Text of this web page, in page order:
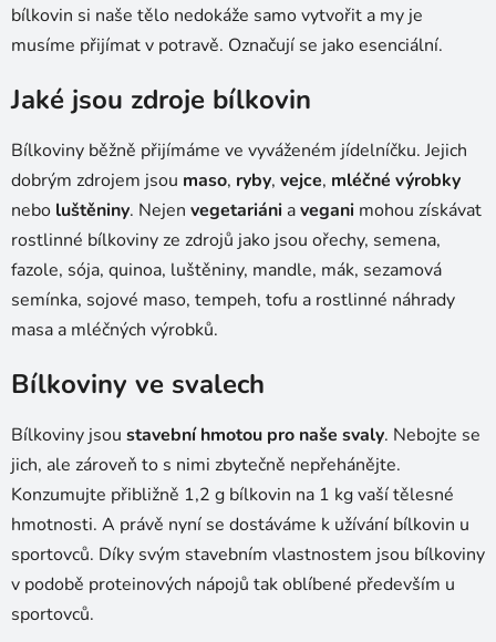
bílkovin si naše tělo nedokáže samo vytvořit a my je
musíme přijímat v potravě. Označují se jako esenciální.
Jaké jsou zdroje bílkovin
Bílkoviny běžně přijímáme ve vyváženém jídelníčku. Jejich
dobrým zdrojem jsou maso, ryby, vejce, mléčné výrobky
nebo luštěniny. Nejen vegetariáni avegani mohou získávat
rostlinné bílkoviny ze zdrojů jako jsou ořechy, semena,
fazole, sója, quinoa, luštěniny, mandle, mák, sezamová
semínka, sojové maso, tempeh, tofu a rostlinné náhrady
masa a mléčných výrobků.
Bílkoviny ve svalech
Bílkoviny jsou stavební hmotou pro naše svaly. Nebojte se
jich, ale zároveň to s nimi zbytečně nepřehánějte.
Konzumujte přibližně 1,2 g bílkovin na 1 kg vaší tělesné
hmotnosti. A právě nyní se dostáváme k užívání bílkovin u
sportovců. Díky svým stavebním vlastnostem jsou bílkoviny
v podobě proteinových nápojů tak oblíbené především u
sportovců.